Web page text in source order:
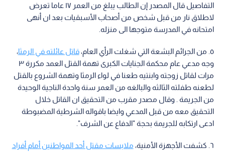
التفاصيل قال المصدر إن الطالب يبلغ من العمر ١٧ عاما تعرض
لاطلاق نار من قبل شخص من أصحاب الأسبقيات بعد ان أنهى
امتحانه في المدرسة متوجها الى منزله.
٥. من الجرائم البشعة التي شغلت الرأي العام، قاتل عائلته في الرمثا،
وجه مدعي عام محكمة الجنايات الكبرى تهمة القتل العمد مكررة ٣
مرات لقاتل زوجته وابنتيه طعنا في لواء الرمثا وتهمة الشروع بالقتل
لطعنه طفلته الثالثه والبالغه من العمر سنة واحدة الناجية الوحيدة
من الجريمة . وقال مصدر مقرب من التحقيق ان القاتل خلال
التحقيق معه من قبل المدعي وايضا باقواله الشرطية المضبوطة
ادعى ارتكابه للجريمة بحجة "الدفاع عن الشرف".
٦. كشفت الأجهزة الأمنية،
ملابسات مقتل أحد المواطنين أمام أفراد